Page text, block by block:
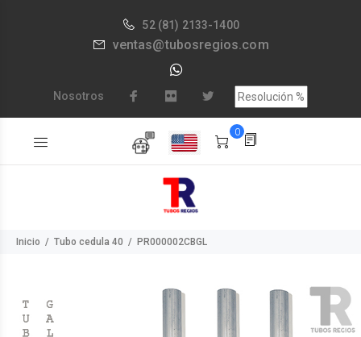
52 (81) 2133-1400
ventas@tubosregios.com
Nosotros
0
Inicio Tubo cedula 40 PR000002CBGL